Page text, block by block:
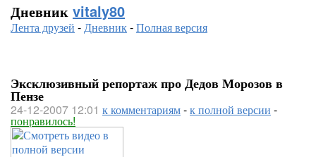
Дневник vitaly80
Лента друзей -Дневник-Полная версия
Эксклюзивный репортаж про Дедов Морозов в
Пензе
24-12-2007 12:01 к комментариям-к полной версии -
понравилось!